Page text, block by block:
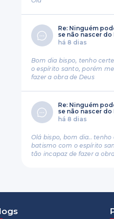
Re: Ninguém
se não nascer
há 8 dias
Bom dia bispo, tenho
o espírito santo, porém
fazer a obra de Deus
Re: Ninguém
se não nascer
há 8 dias
Olá bispo, bom dia.. tenho
batismo com o espírito
tão incapaz de fazer a